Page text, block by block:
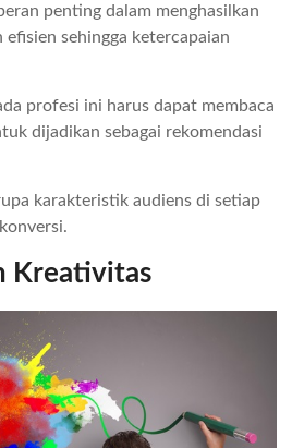
penting dalam menghasilkan
sehingga ketercapaian
profesi ini harus dapat membaca
dijadikan sebagai rekomendasi
karakteristik audiens di setiap
Kreativitas